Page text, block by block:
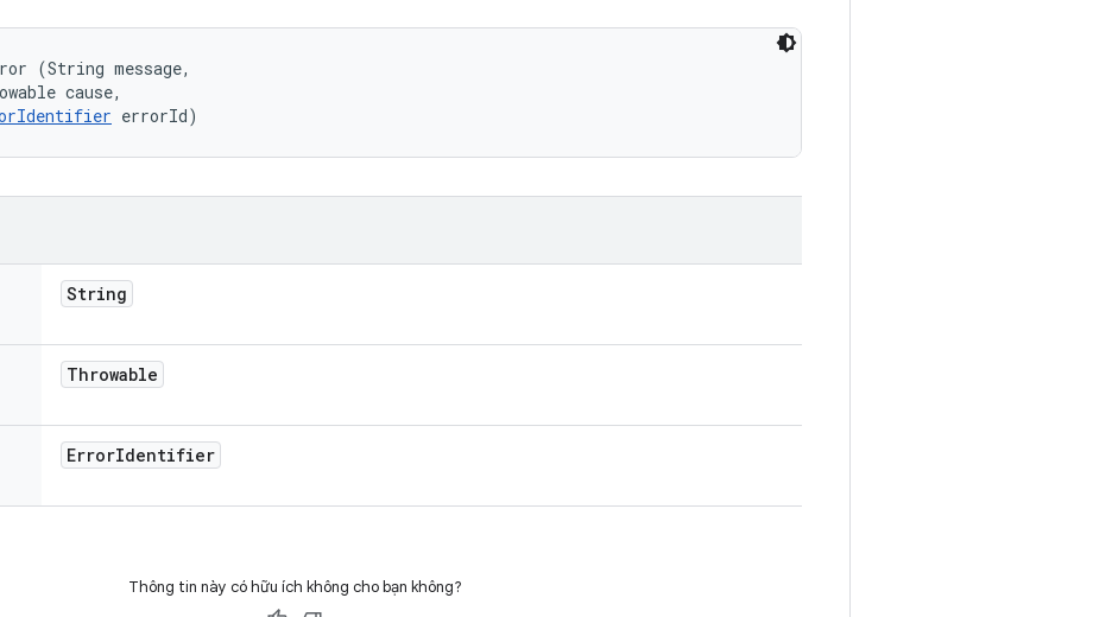
(String message,
cause,
errorId)
String
Throwable
ErrorIdentifier
Thông tin này có hữu ích không cho bạn không?